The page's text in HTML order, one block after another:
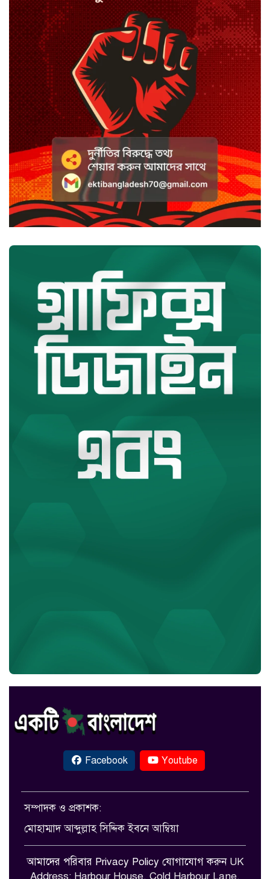
হাসিনাকে সুযোগ দিয়ে সার্বভৌমত্বে
আঘাত: রিজভী
ডিজিটাল ভূমি সেবায় জবাবদিহি
নিশ্চিতের নির্দেশ
সবুজবাগে ময়লার স্তূপ থেকে তরুণীর
খণ্ডিত মাথা ও হাত উদ্ধার
Facebook Youtube
সম্পাদক ও প্রকাশক:
মোহাম্মাদ আব্দুল্লাহ সিদ্দিক ইবনে আম্বিয়া
আমাদের পরিবার Privacy Policy যোগাযোগ করুনUK
Address: Harbour House, Cold Harbour Lane,